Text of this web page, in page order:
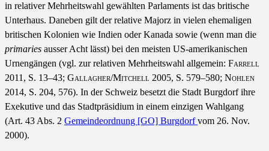
in relativer Mehrheitswahl gewählten Parlaments ist das britische
Unterhaus. Daneben gilt der relative Majorz in vielen ehemaligen
britischen Kolonien wie Indien oder Kanada sowie (wenn man die
primaries ausser Acht lässt) bei den meisten US-amerikanischen
Urnengängen (vgl. zur relativen Mehrheitswahl allgemein: Farrell
2011 , S. 13–43; Gallagher/Mitchell 2005, S. 579–580; Nohlen
2014, S. 204, 576). In der Schweiz besetzt die Stadt Burgdorf ihre
Exekutive und das Stadtpräsidium in einem einzigen Wahlgang
(Art. 43 Abs. 2 Gemeindeordnung [GO] Burgdorfvom 26. Nov.
2000).